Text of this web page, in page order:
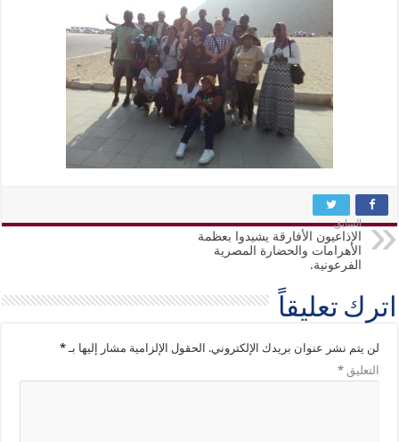
السابق
الإذاعيون الأفارقة يشيدوا بعظمة
الأهرامات والحضارة المصرية
الفرعونية.
اترك تعليقاً
لن يتم نشر عنوان بريدك الإلكتروني. الحقول الإلزامية مشار إليها بـ*
التعليق*